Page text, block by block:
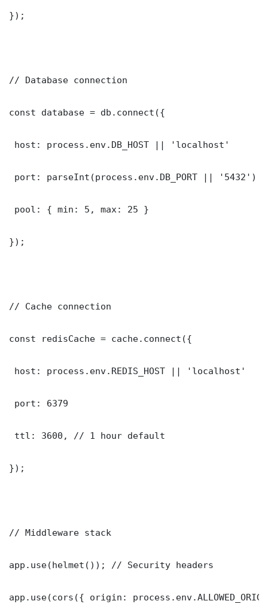
});
// Database connection
const database = db.connect({
host: process.env.DB_HOST || 'localhost'
port: parseInt(process.env.DB_PORT || '5432')
pool: { min: 5, max: 25 }
});
// Cache connection
const redisCache = cache.connect({
host: process.env.REDIS_HOST || 'localhost'
port: 6379
ttl: 3600, // 1 hour default
});
// Middleware stack
app.use(helmet()); // Security headers
app.use(cors({ origin: